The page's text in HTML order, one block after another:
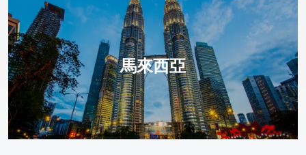
馬來西亞